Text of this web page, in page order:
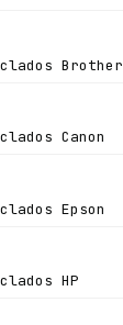
Brother
Canon
Epson
HP